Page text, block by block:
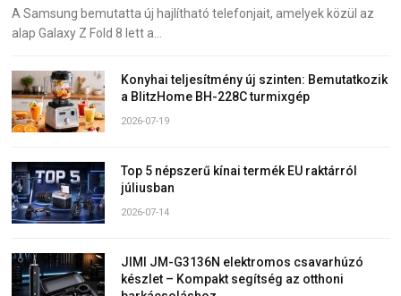
A Samsung bemutatta új hajlítható telefonjait, amelyek közül az
alap Galaxy Z Fold 8 lett a…
Konyhai teljesítmény új szinten: Bemutatkozik
a BlitzHome BH-228C turmixgép
2026-07-19
Top 5 népszerű kínai termék EU raktárról
júliusban
2026-07-14
JIMI JM-G3136N elektromos csavarhúzó
készlet – Kompakt segítség az otthoni